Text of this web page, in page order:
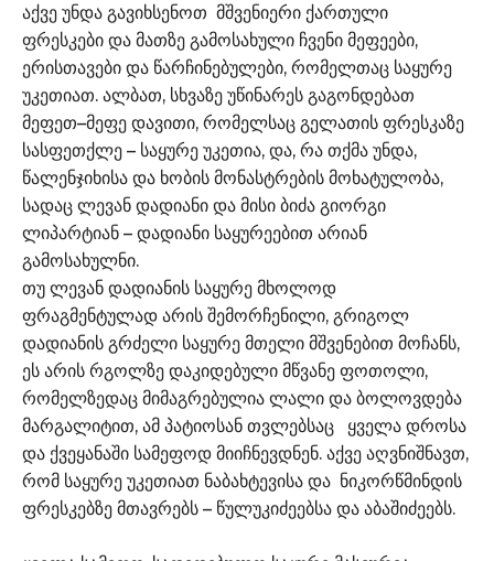
აქვე უნდა გავიხსენოთ მშვენიერი ქართული
ფრესკები და მათზე გამოსახული ჩვენი მეფეები,
ერისთავები და წარჩინებულები, რომელთაც საყურე
უკეთიათ. ალბათ, სხვაზე უწინარეს გაგონდებათ
მეფეთ–მეფე დავითი, რომელსაც გელათის ფრესკაზე
სასფეთქლე – საყურე უკეთია, და, რა თქმა უნდა,
წალენჯიხისა და ხობის მონასტრების მოხატულობა,
სადაც ლევან დადიანი და მისი ბიძა გიორგი
ლიპარტიან – დადიანი საყურეებით არიან
გამოსახულნი.
თუ ლევან დადიანის საყურე მხოლოდ
ფრაგმენტულად არის შემორჩენილი, გრიგოლ
დადიანის გრძელი საყურე მთელი მშვენებით მოჩანს,
ეს არის რგოლზე დაკიდებული მწვანე ფოთოლი,
რომელზედაც მიმაგრებულია ლალი და ბოლოვდება
მარგალიტით, ამ პატიოსან თვლებსაც ყველა დროსა
და ქვეყანაში სამეფოდ მიიჩნევდნენ. აქვე აღვნიშნავთ,
რომ საყურე უკეთიათ ნაბახტევისა და ნიკორწმინდის
ფრესკებზე მთავრებს – წულუკიძეებსა და აბაშიძეებს.